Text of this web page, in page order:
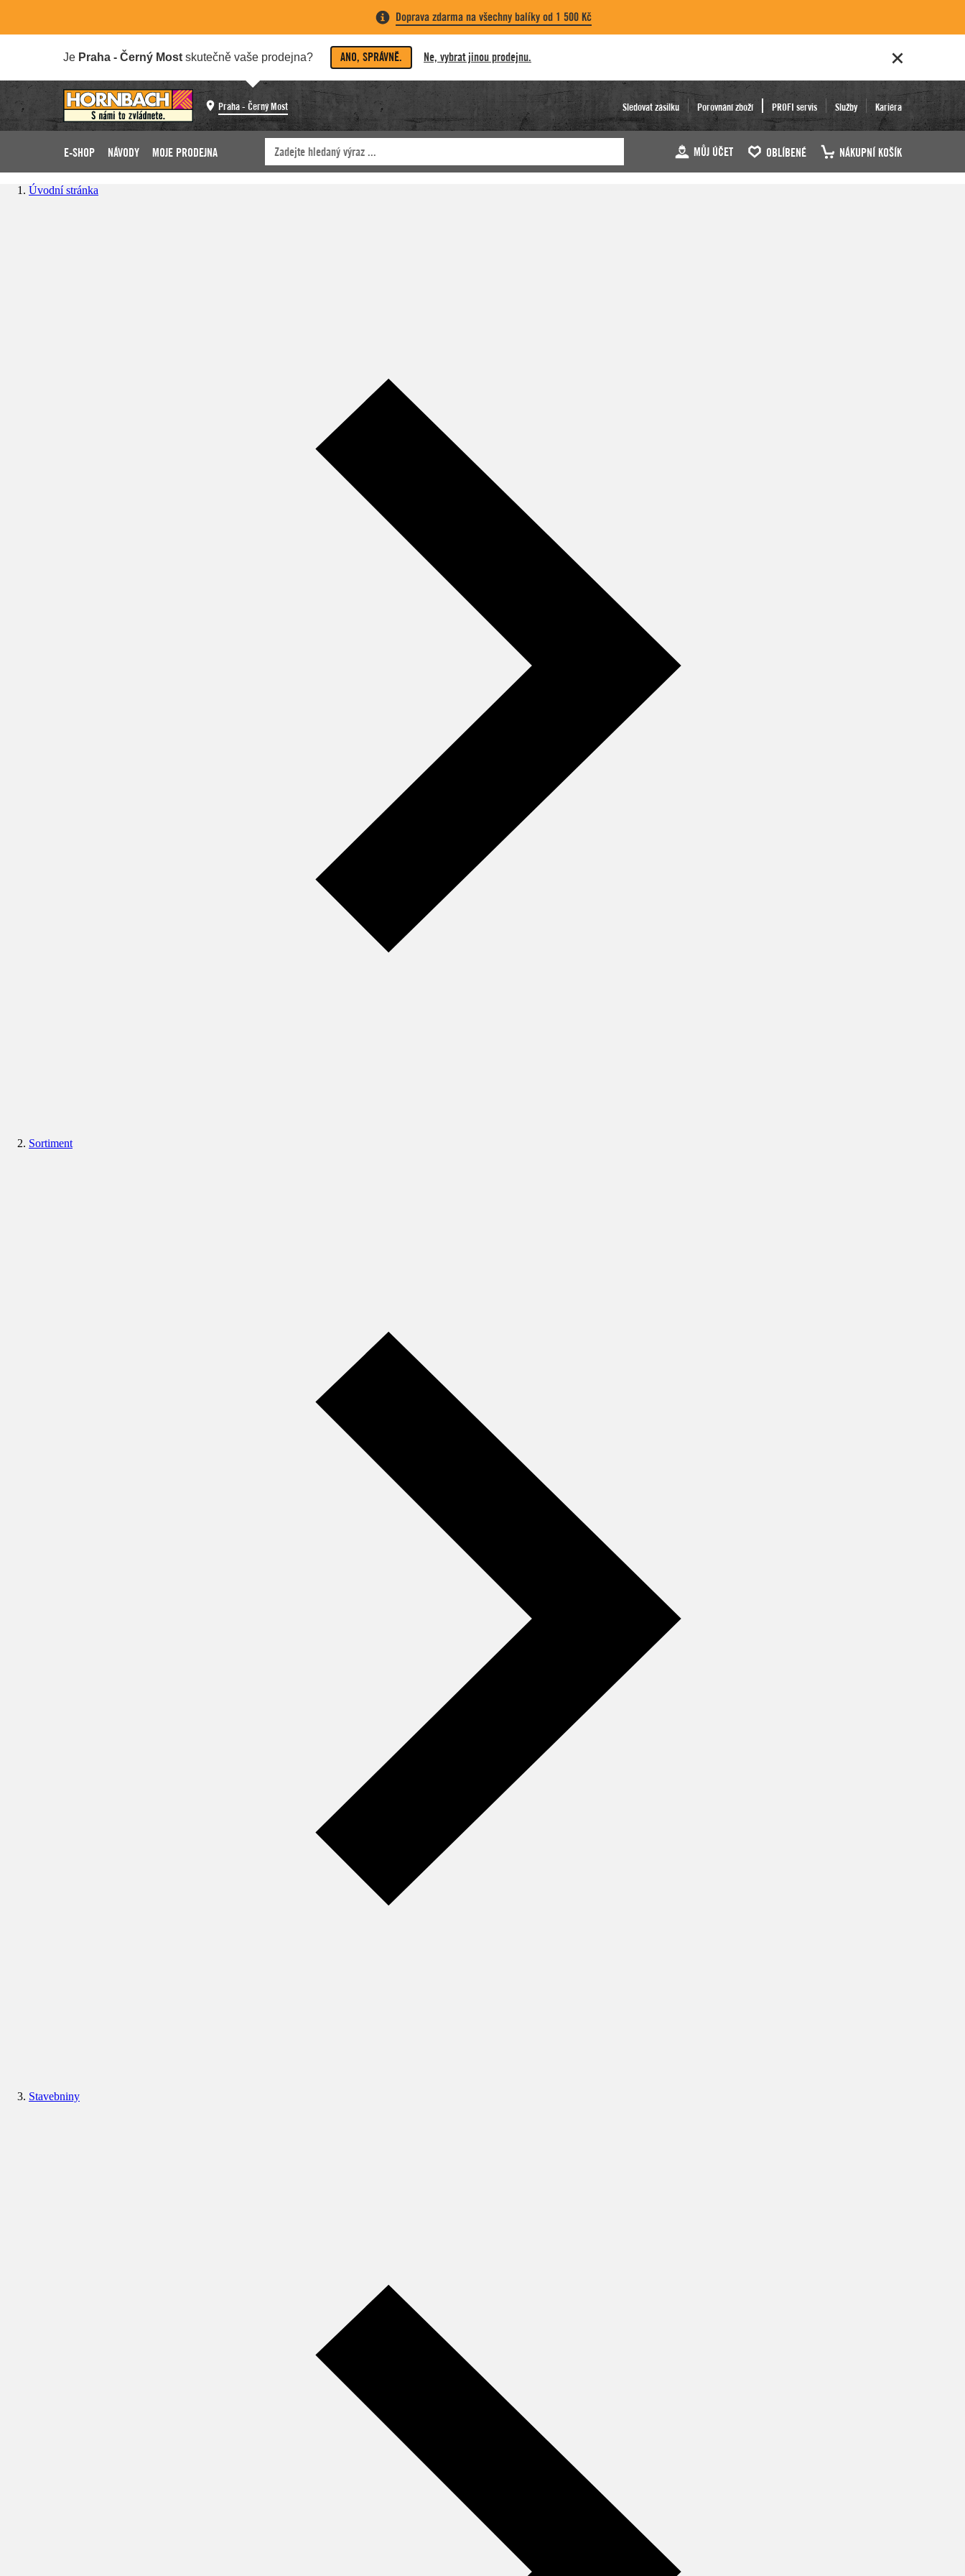
Doprava zdarma na všechny balíky od 1 500 Kč
Je Praha - Černý Most skutečně vaše prodejna? ANO, SPRÁVNĚ. Ne, vybrat jinou prodejnu.
Praha - Černý Most Sledovat zásilku Porovnání zboží PROFI servis Služby Kariéra
E-SHOP NÁVODY MOJE PRODEJNA MŮJ ÚČET OBLÍBENÉ NÁKUPNÍ KOŠÍK
Úvodní stránka
Sortiment
Stavebniny